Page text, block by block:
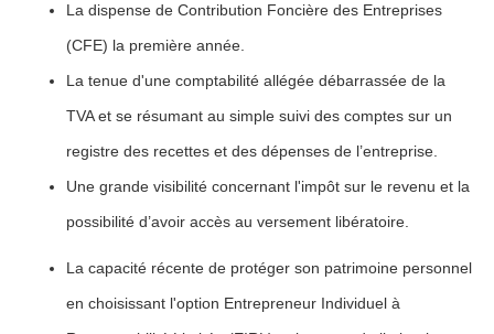
La dispense de Contribution Foncière des Entreprises
(CFE) la première année.
La tenue d'une comptabilité allégée débarrassée de la
TVA et se résumant au simple suivi des comptes sur un
registre des recettes et des dépenses de l’entreprise.
Une grande visibilité concernant l'impôt sur le revenu et la
possibilité d’avoir accès au versement libératoire.
La capacité récente de protéger son patrimoine personnel
en choisissant l'option Entrepreneur Individuel à